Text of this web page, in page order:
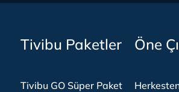
Tivibu Paketler
Tivibu GO Süper Paket
Öne